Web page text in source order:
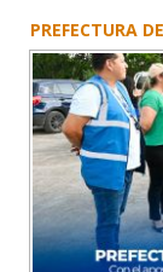
PREFECTURA